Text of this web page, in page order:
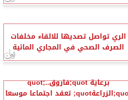
الري تواصل تصديها للالقاء مخلفات
الصرف الصحي في المجاري المائية
برعاية quot;فاروقquot;..
quot;الزراعةquot; تعقد اجتماعا موسعا